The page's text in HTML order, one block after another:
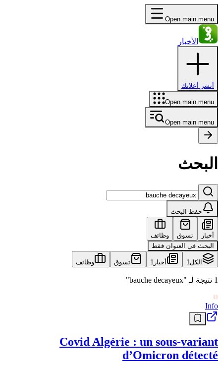
Open main menu
الأخبار
أنشر أعلانك
Open main menu
Open main menu
البحث
حفظ البحث
أخبار تسوق
وظائف
البحث في العنوان فقط
الكل 1 أخبار 1 تسوق وظائف
1 نتيجة لـ "bauche decayeux"
Info
Covid Algérie : un sous-variant
d’Omicron détecté